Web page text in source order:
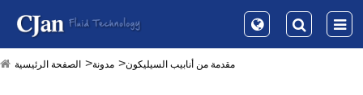
الصفحة الرئيسية مدونة مقدمة من أنابيب السيليكون